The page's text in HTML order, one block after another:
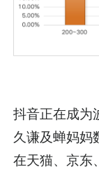
抖音正在成为
久谦及蝉妈妈
在天猫、京东